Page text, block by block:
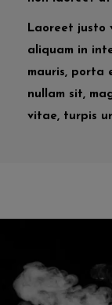
Laoreet justo
aliquam in
mauris, porta
nullam sit,
vitae, turpis